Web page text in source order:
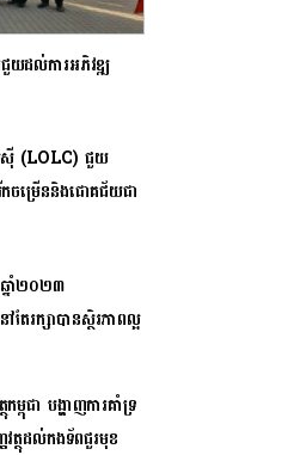
យដល់ការអភិវឌ្ឍ
(LOLC) ជួយ
ចម្រើននិងជោគជ័យជា
នាំ២០២៣
ែរក្សាបានស្ថិរភាពល្អ
ម្ពុជា បង្ហាញការគាំទ្រ
ត្ថុដល់កងទ័ពជួរមុខ